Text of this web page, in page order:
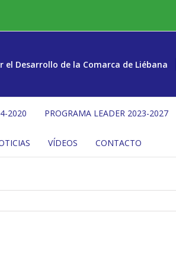
el Desarrollo de la Comarca de Liébana
2020 PROGRAMA LEADER 2023-2027
VÍDEOS CONTACTO